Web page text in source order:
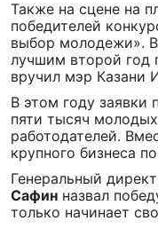
Также на сцене на
победителей
выбор молодежи».
лучшим второй год
вручил мэр Казани
В этом году заявки
пяти тысяч
работодателей.
крупного бизнеса
Генеральный
Сафин назвал
только начинает